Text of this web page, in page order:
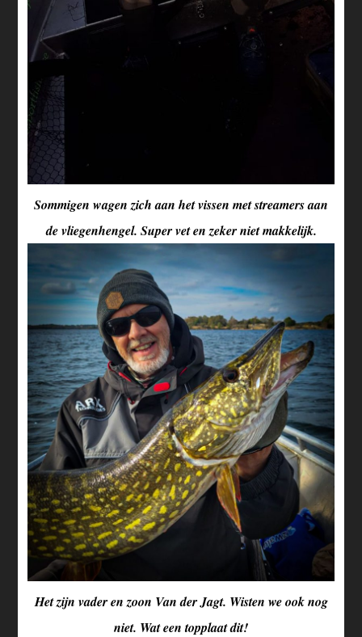
Sommigen wagen zich aan het vissen met streamers aan
de vliegenhengel. Super vet en zeker niet makkelijk.
Het zijn vader en zoon Van der Jagt. Wisten we ook nog
niet. Wat een topplaat dit!